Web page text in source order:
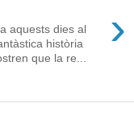
›
aquests dies al
història
que la re...